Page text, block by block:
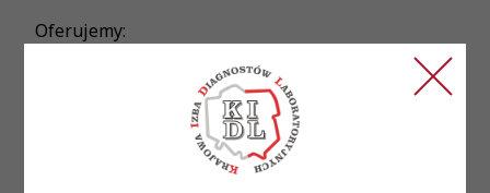
Oferujemy:
• Zatrudnienie w oparciu o umowę o pracę w
wymiarze pełnego etatu. • Pracę w Medycznym
Laboratorium Mikrobiologicznym przy ul. Jutrzenki
100. • Pracę w systemie zmianowym od
poniedziałku do niedzieli. • Pracę w zespole